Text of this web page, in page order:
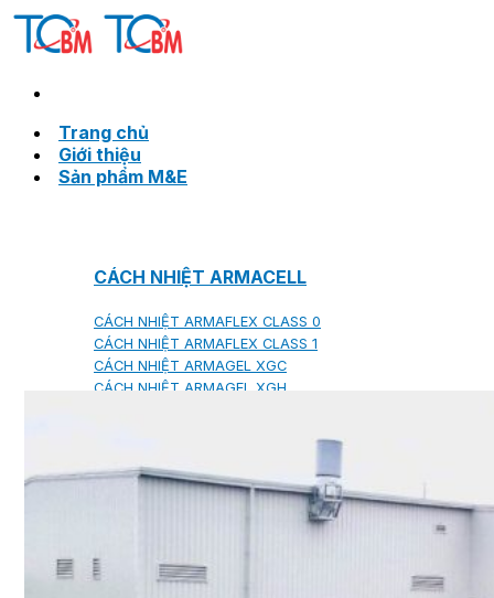
Skip
Trang chủ
Giới thiệu
Sản phẩm M&E
CÁCH NHIỆT ARMACELL
CÁCH NHIỆT ARMAFLEX CLASS 0
CÁCH NHIỆT ARMAFLEX CLASS 1
CÁCH NHIỆT ARMAGEL XGC
CÁCH NHIỆT ARMAGEL XGH
ĐỒNG HỒ ĐO SUPMEA
ĐỒNG HỒ ĐO LƯU LƯỢNG LDG-SUP
CẢM BIẾN NHIỆT ĐỘ SUP-WZPK